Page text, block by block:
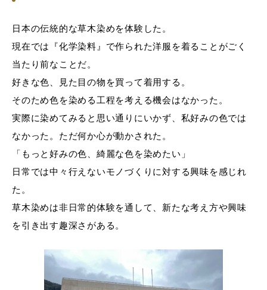
日本の伝統的な草木染めを体験した。
現在では『化学染料』で作られた洋服を着ることがごく
当たり前なことだ。
好きな色、見た目の物を買って着用する。
そのため色を染める工程を考える機会はなかった。
実際に染めてみると思い通りにいかず、私好みの色では
なかった。ただ何か心が動かされた。
「もっと好みの色、綺麗な色を染めたい」
日常では中々行えないモノづくりに対する興味を感じれ
た。
草木染めは非日常的体験を通して、新たな考え方や興味
を引き出す趣深さがある。